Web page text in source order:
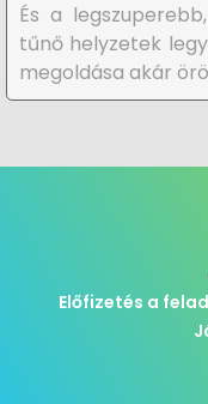
És a
tűnő helyzetek
megoldása akár
Előfizetés a